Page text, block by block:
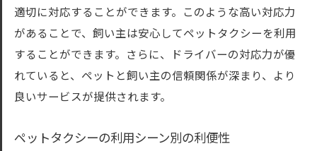
適切に対応することができます。このような高い対応力
があることで、飼い主は安心してペットタクシーを利用
することができます。さらに、ドライバーの対応力が優
れていると、ペットと飼い主の信頼関係が深まり、より
良いサービスが提供されます。
ペットタクシーの利用シーン別の利便性